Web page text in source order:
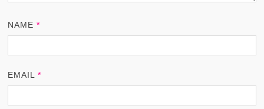
NAME*
EMAIL*